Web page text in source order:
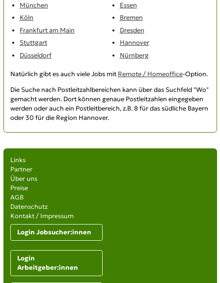
München
Köln
Frankfurt am Main
Stuttgart
Düsseldorf
Essen
Bremen
Dresden
Hannover
Nürnberg
Natürlich gibt es auch viele Jobs mit Remote / Homeoffice-Option.
Die Suche nach Postleitzahlbereichen kann über das Suchfeld "Wo"
gemacht werden. Dort können genaue Postleitzahlen eingegeben
werden oder auch ein Postleitbereich, z.B. 8 für das südliche Bayern
oder 30 für die Region Hannover.
Links
Partner
Über uns
Preise
AGB
Datenschutz
Kontakt / Impressum
Login Jobsucher:innen
Login
Arbeitgeber:innen